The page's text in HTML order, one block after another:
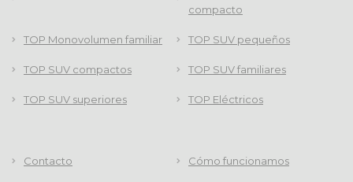
compacto
TOP Monovolumen familiar TOP SUV pequeños
TOP SUV compactos TOP SUV familiares
TOP SUV superiores TOP Eléctricos
Contacto Cómo funcionamos